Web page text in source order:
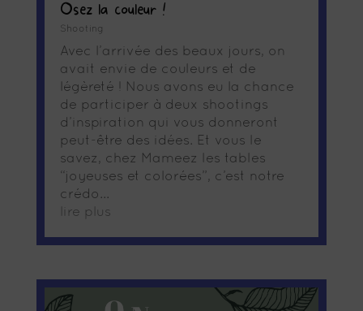
Osez la couleur !
Shooting
Avec l’arrivée des beaux jours, on
avait envie de couleurs et de
légèreté ! Nous avons eu la chance
de participer à deux shootings
d’inspiration qui vous donneront
peut-être des idées. Et vous le
savez, chez Mameez les tables
“joyeuses et colorées”, c’est notre
crédo...
lire plus